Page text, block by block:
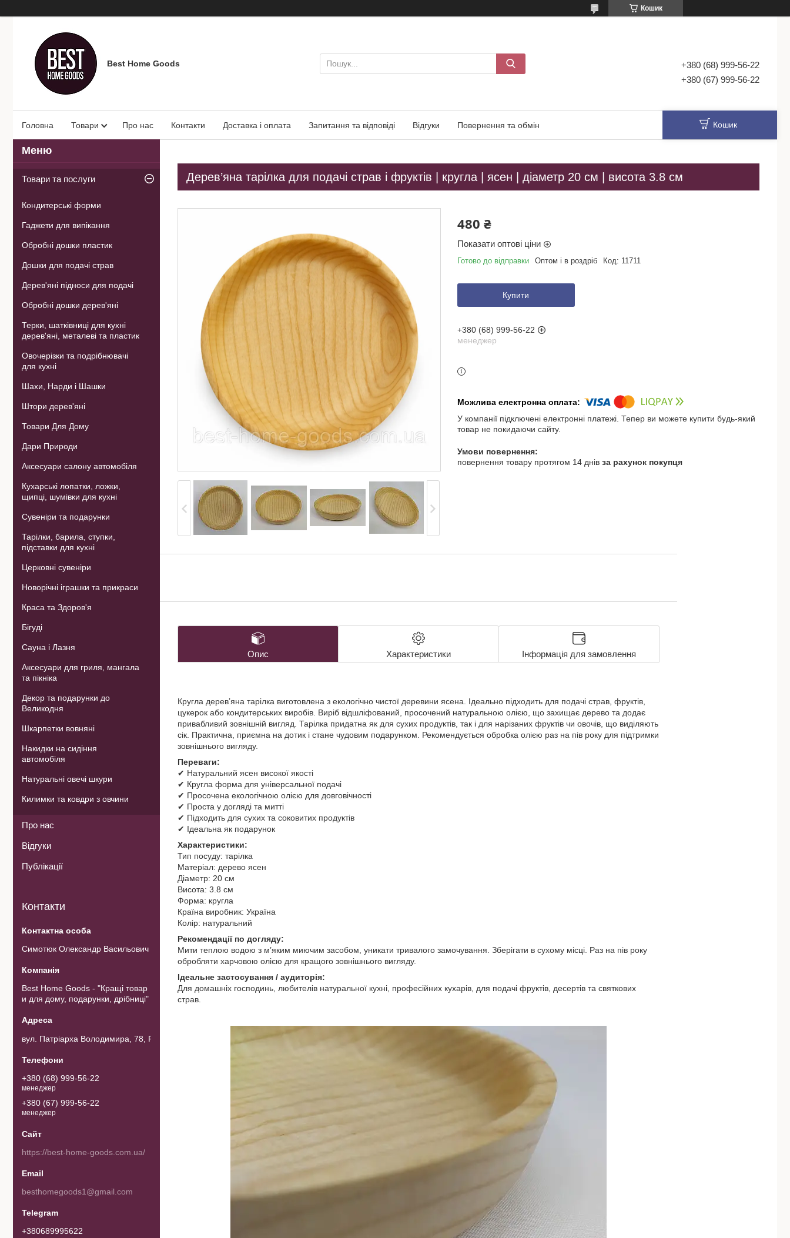
Кошик
Best Home Goods
+380 (68) 999-56-22
+380 (67) 999-56-22
Головна Товари Про нас Контакти Доставка і оплата Запитання та відповіді Відгуки Повернення та обмін Кошик
Дерев’яна тарілка для подачі страв і фруктів | кругла | ясен | діаметр 20 см | висота 3.8 см
480 ₴
Показати оптові ціни
Готово до відправки Оптом і в роздріб Код: 11711
Купити
+380 (68) 999-56-22
менеджер
У компанії підключені електронні платежі. Тепер ви можете купити будь-який
товар не покидаючи сайту.
повернення товару протягом 14 днів за рахунок покупця
Опис Характеристики Інформація для замовлення
Кругла дерев’яна тарілка виготовлена з екологічно чистої деревини ясена. Ідеально підходить для подачі страв, фруктів,
цукерок або кондитерських виробів. Виріб відшліфований, просочений натуральною олією, що захищає дерево та додає
привабливий зовнішній вигляд. Тарілка придатна як для сухих продуктів, так і для нарізаних фруктів чи овочів, що виділяють
сік. Практична, приємна на дотик і стане чудовим подарунком. Рекомендується обробка олією раз на пів року для підтримки
зовнішнього вигляду.
Переваги:
✔ Натуральний ясен високої якості
✔ Кругла форма для універсальної подачі
✔ Просочена екологічною олією для довговічності
✔ Проста у догляді та митті
✔ Підходить для сухих та соковитих продуктів
✔ Ідеальна як подарунок
Характеристики:
Тип посуду: тарілка
Матеріал: дерево ясен
Діаметр: 20 см
Висота: 3.8 см
Форма: кругла
Країна виробник: Україна
Колір: натуральний
Рекомендації по догляду:
Мити теплою водою з м’яким миючим засобом, уникати тривалого замочування. Зберігати в сухому місці. Раз на пів року
обробляти харчовою олією для кращого зовнішнього вигляду.
Ідеальне застосування / аудиторія:
Для домашніх господинь, любителів натуральної кухні, професійних кухарів, для подачі фруктів, десертів та святкових
страв.
Товари та послуги
Кондитерські форми
Гаджети для випікання
Обробні дошки пластик
Дошки для подачі страв
Дерев'яні підноси для подачі
Обробні дошки дерев'яні
Терки, шатківниці для кухні
дерев'яні, металеві та пластик
Овочерізки та подрібнювачі
для кухні
Шахи, Нарди і Шашки
Штори дерев'яні
Товари Для Дому
Дари Природи
Аксесуари салону автомобіля
Кухарські лопатки, ложки,
щипці, шумівки для кухні
Сувеніри та подарунки
Тарілки, барила, ступки,
підставки для кухні
Церковні сувеніри
Новорічні іграшки та прикраси
Краса та Здоров'я
Бігуді
Сауна і Лазня
Аксесуари для гриля, мангала
та пікніка
Декор та подарунки до
Великодня
Шкарпетки вовняні
Накидки на сидіння
автомобіля
Натуральні овечі шкури
Килимки та ковдри з овчини
Про нас
Відгуки
Публікації
Контакти
Симотюк Олександр Васильович
Best Home Goods - "Кращі товар
и для дому, подарунки, дрібниці"
вул. Патріарха Володимира, 78, Рожнов, Україна
+380 (68) 999-56-22
менеджер
+380 (67) 999-56-22
менеджер
https://best-home-goods.com.ua/
besthomegoods1@gmail.com
+380689995622